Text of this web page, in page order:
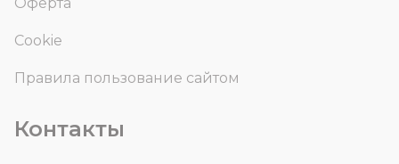
Cookie
Правила пользование сайтом
Контакты